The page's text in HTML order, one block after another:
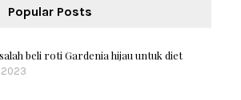
Popular Posts
beli roti Gardenia hijau untuk diet
2023